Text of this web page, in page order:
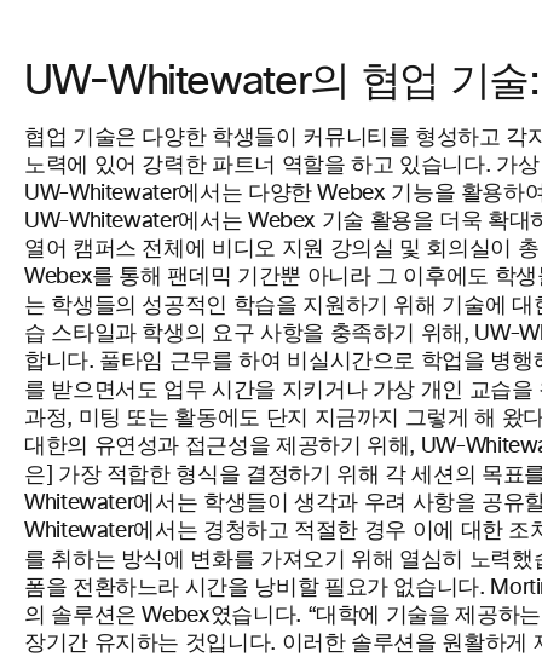
UW-Whitewater의 협업 기술
협업 기술은 다양한 학생들이 커뮤니티를 형성하고
노력에 있어 강력한 파트너 역할을 하고 있습니다. 가
UW-Whitewater에서는 다양한 Webex 기능을 활용하
UW-Whitewater에서는 Webex 기술 활용을 더욱 확대
열어 캠퍼스 전체에 비디오 지원 강의실 및 회의실이
Webex를 통해 팬데믹 기간뿐 아니라 그 이후에도 학
는 학생들의 성공적인 학습을 지원하기 위해 기술에
습 스타일과 학생의 요구 사항을 충족하기 위해, UW-
합니다. 풀타임 근무를 하여 비실시간으로 학업을 병
를 받으면서도 업무 시간을 지키거나 가상 개인 교습
과정, 미팅 또는 활동에도 단지 지금까지 그렇게 해 왔
대한의 유연성과 접근성을 제공하기 위해, UW-
은] 가장 적합한 형식을 결정하기 위해 각 세션의 목
Whitewater에서는 학생들이 생각과 우려 사항을 공유
Whitewater에서는 경청하고 적절한 경우 이에 대한
를 취하는 방식에 변화를 가져오기 위해 열심히 노력
폼을 전환하느라 시간을 낭비할 필요가 없습니다.
의 솔루션은 Webex였습니다. “대학에 기술을 제공하
장기간 유지하는 것입니다. 이러한 솔루션을 원활하